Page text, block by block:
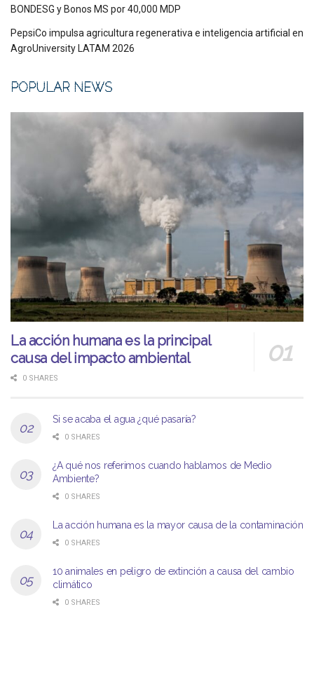
BONDESG y Bonos MS por 40,000 MDP
PepsiCo impulsa agricultura regenerativa e inteligencia artificial en
AgroUniversity LATAM 2026
POPULAR NEWS
La acción humana es la principal
causa del impacto ambiental
0 SHARES
Si se acaba el agua ¿qué pasaría?
0 SHARES
¿A qué nos referimos cuando hablamos de Medio
Ambiente?
0 SHARES
La acción humana es la mayor causa de la contaminación
0 SHARES
10 animales en peligro de extinción a causa del cambio
climático
0 SHARES